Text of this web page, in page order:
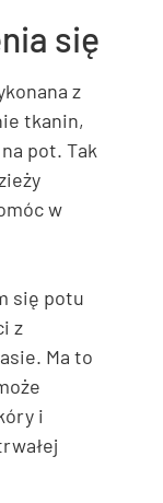
się
z
tkanin,
pot. Tak
w
się potu
z
Ma to
i